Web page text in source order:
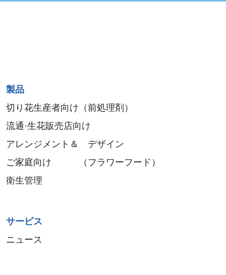
Sitemap
menu
製品
切り花生産者向け（前処理剤）
流通·生花販売店向け
アレンジメント＆ デザイン
ご家庭向け （フラワーフード）
衛生管理
サービス
ニュース